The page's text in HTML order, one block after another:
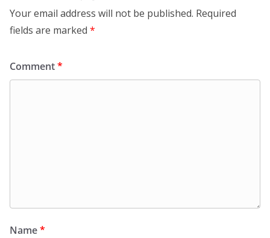
Your email address will not be published. Required
fields are marked *
Comment*
Name*